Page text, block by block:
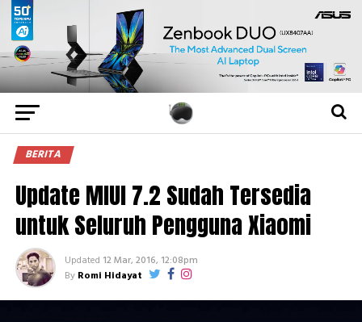
BERITA
Update MIUI 7.2 Sudah Tersedia
untuk Seluruh Pengguna Xiaomi
Updated 12 Mar, 2016, 12:08pm
By Romi Hidayat